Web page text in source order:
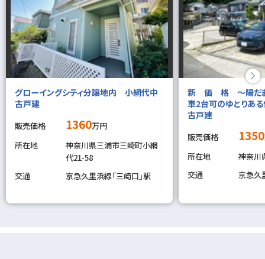
グローイングシティ分譲地内 小網代中
古戸建
販売価格 1360万円
所在地
神奈川県三浦市三崎町小網
代21-58
交通
京急久里浜線「三崎口」駅
新 価 格 ～陽だま
車2台可のゆとりあ
古戸建
販売価格 1350
所在地
神奈川
交通
京急久